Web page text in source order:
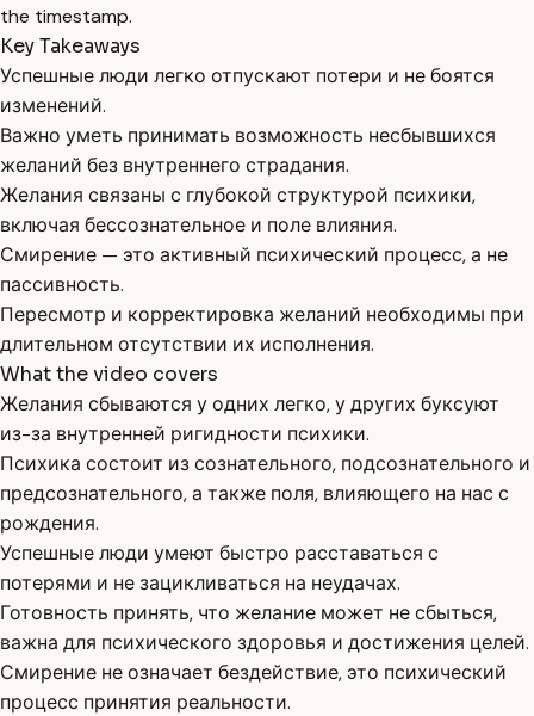
the timestamp.
Key Takeaways
Успешные люди легко отпускают потери и не боятся
изменений.
Важно уметь принимать возможность несбывшихся
желаний без внутреннего страдания.
Желания связаны с глубокой структурой психики,
включая бессознательное и поле влияния.
Смирение — это активный психический процесс, а не
пассивность.
Пересмотр и корректировка желаний необходимы при
длительном отсутствии их исполнения.
What the video covers
Желания сбываются у одних легко, у других буксуют
из-за внутренней ригидности психики.
Психика состоит из сознательного, подсознательного и
предсознательного, а также поля, влияющего на нас с
рождения.
Успешные люди умеют быстро расставаться с
потерями и не зацикливаться на неудачах.
Готовность принять, что желание может не сбыться,
важна для психического здоровья и достижения целей.
Смирение не означает бездействие, это психический
процесс принятия реальности.